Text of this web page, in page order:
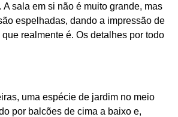
A sala em si não é muito grande, mas
espelhadas, dando a impressão de
realmente é. Os detalhes por todo
uma espécie de jardim no meio
por balcões de cima a baixo e,